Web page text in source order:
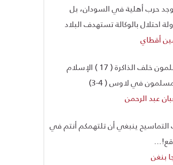
حرب أهلية في السودان، بل
احتلال بالوكالة تستهدف البلاد
أقطاي
مسلمون خلف الذاكرة ( 17 ) الإسلام
في لاوس ( 4-3)
عبد الرحمن
ينبغي أن تلتهمكم أنتم في
بنغن